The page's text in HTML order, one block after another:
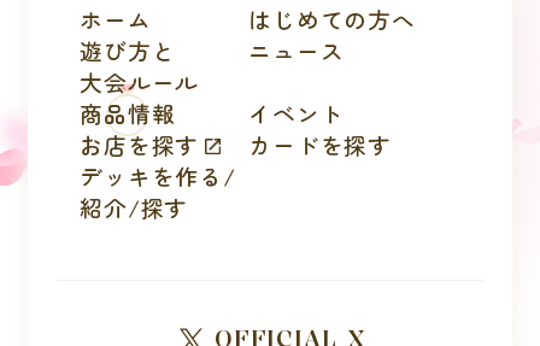
ホーム
はじめての方へ
遊び方と
大会ルール
ニュース
商品情報
イベント
お店を探す
カードを探す
デッキを作る/
紹介/探す
OFFICIAL X